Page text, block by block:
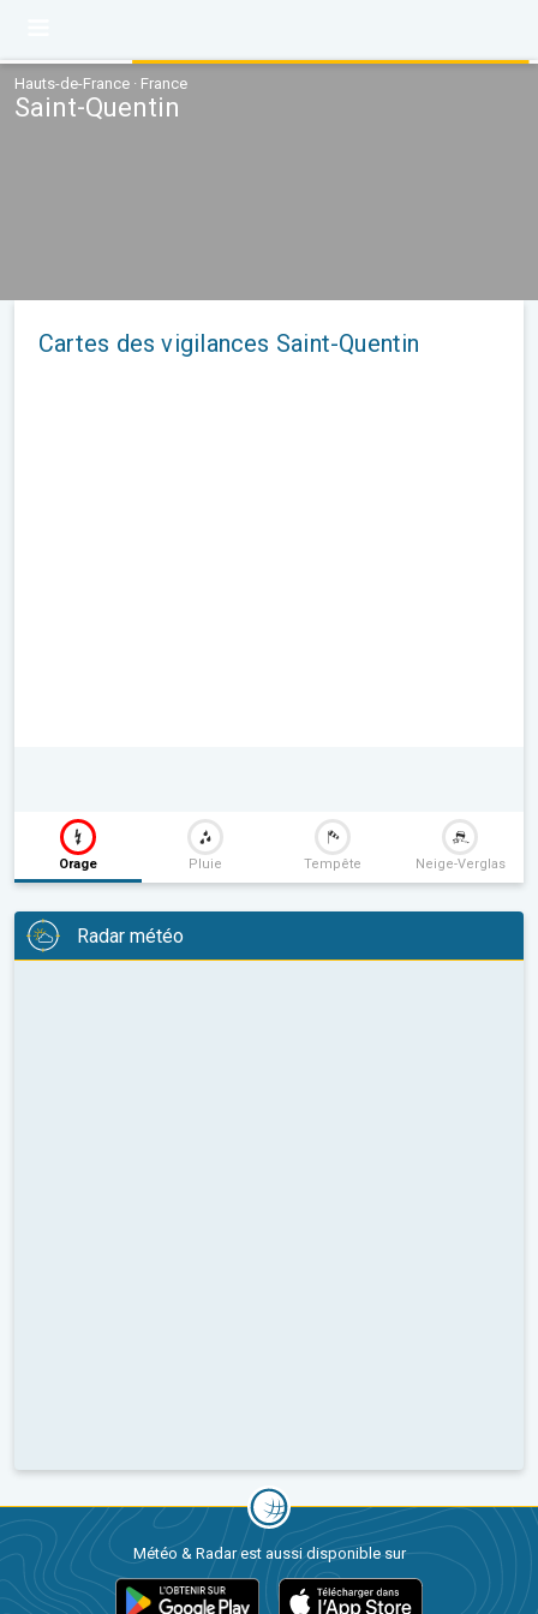
Hauts-de-France · France
Saint-Quentin
Cartes des vigilances Saint-Quentin
Orage Pluie Tempête Neige-Verglas
Radar météo
Météo & Radar est aussi disponible sur